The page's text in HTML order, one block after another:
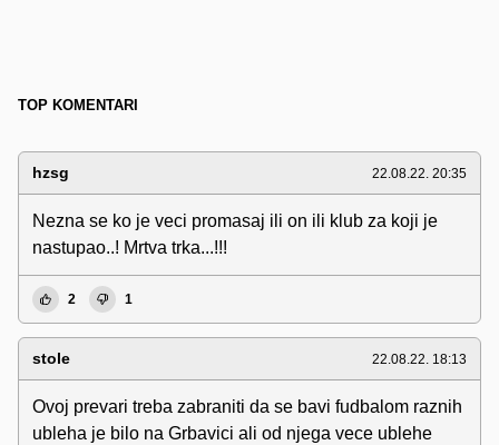
TOP KOMENTARI
hzsg 22.08.22. 20:35
Nezna se ko je veci promasaj ili on ili klub za koji je
nastupao..! Mrtva trka...!!!
2 1
stole 22.08.22. 18:13
Ovoj prevari treba zabraniti da se bavi fudbalom raznih
ubleha je bilo na Grbavici ali od njega vece ublehe